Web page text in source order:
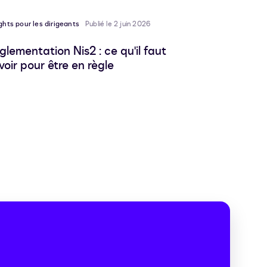
pour les dirigeants Publié le 2 juin 2026
Nis2 : ce qu'il faut
pour être en règle